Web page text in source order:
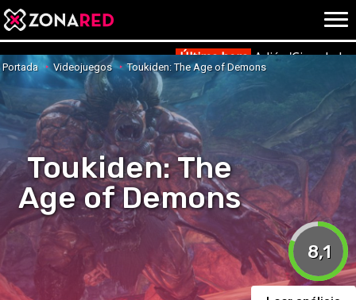
{literal}{/literal}
HOME JUEGOS
NOTICIAS
OPINIÓN
REPORTAJES
ANÁLISIS
AVANCES VÍDEOS
TRUCOS OCIO
Última hora Adiós 'Cine de
Portada Videojuegos Toukiden: The Age of Demons
8,1
Toukiden: The
Age of Demons